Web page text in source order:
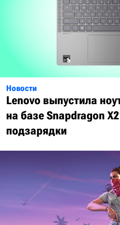
Новости
Lenovo выпустила
на базе Snapdragon
подзарядки